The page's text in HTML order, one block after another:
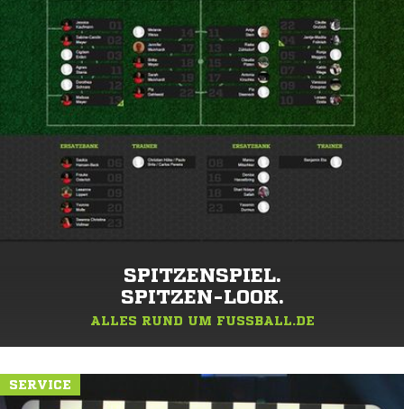
SPITZENSPIEL.
SPITZEN-LOOK.
ALLES RUND UM FUSSBALL.DE
SERVICE